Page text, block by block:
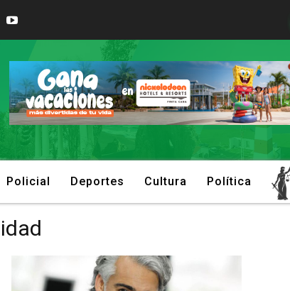
Policial Deportes Cultura Política